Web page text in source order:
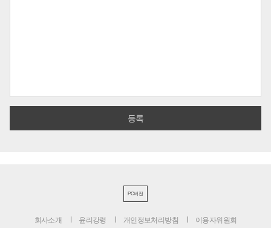
PC버전
회사소개 윤리강령 개인정보처리방침 이용자위원회